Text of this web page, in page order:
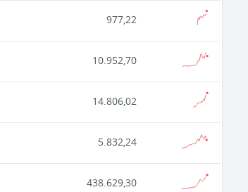
977,22
10.952,70
14.806,02
5.832,24
438.629,30